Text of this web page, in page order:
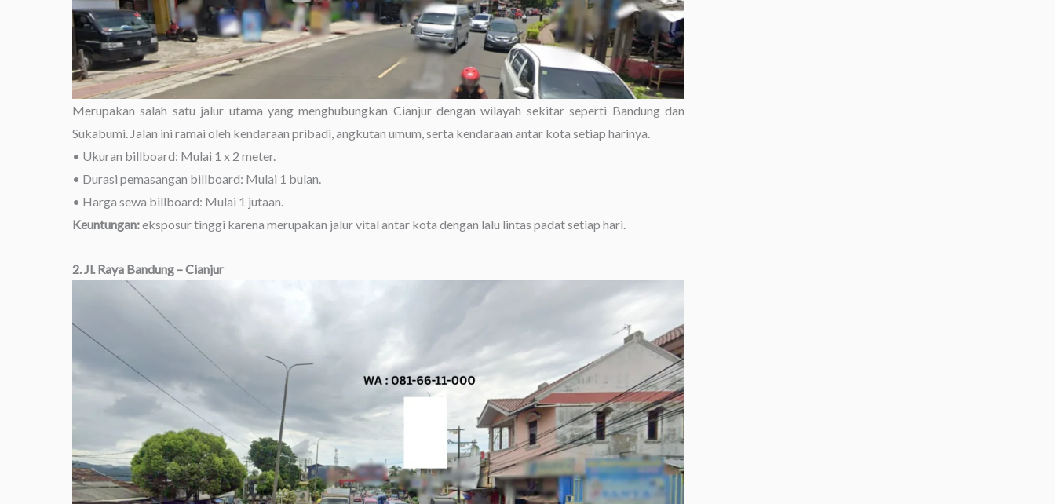
Merupakan salah satu jalur utama yang menghubungkan Cianjur dengan wilayah sekitar seperti Bandung dan
Sukabumi. Jalan ini ramai oleh kendaraan pribadi, angkutan umum, serta kendaraan antar kota setiap harinya.
• Ukuran billboard: Mulai 1 x 2 meter.
• Durasi pemasangan billboard: Mulai 1 bulan.
• Harga sewa billboard: Mulai 1 jutaan.
Keuntungan:eksposur tinggi karena merupakan jalur vital antar kota dengan lalu lintas padat setiap hari.
2. Jl. Raya Bandung – Cianjur